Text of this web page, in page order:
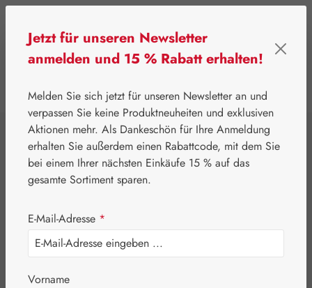
⌂ Handelswaren Erotik & Hygiene
Lactamousse®
Fresh
Waschschaum
Jetzt für unseren Newsletter
anmelden und 15 % Rabatt erhalten!
Melden Sie sich jetzt für unseren Newsletter an und
verpassen Sie keine Produktneuheiten und exklusiven
Aktionen mehr. Als Dankeschön für Ihre Anmeldung
erhalten Sie außerdem einen Rabattcode, mit dem Sie
bei einem Ihrer nächsten Einkäufe 15 % auf das
gesamte Sortiment sparen.
E-Mail-Adresse *
Vorname